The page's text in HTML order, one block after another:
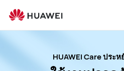
Care
HUAWEI Care ประ